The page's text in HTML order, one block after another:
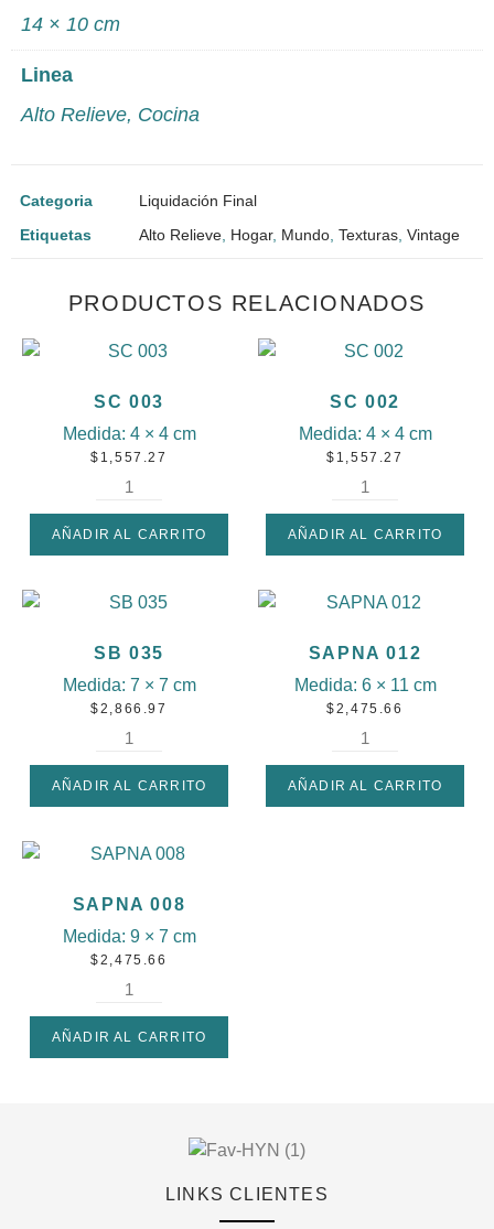
14 × 10 cm
Linea
Alto Relieve, Cocina
Categoria
Liquidación Final
Etiquetas
Alto Relieve Hogar, Mundo Texturas Vintage
PRODUCTOS RELACIONADOS
SC 003
Medida: 4 × 4 cm
$ 1,557.27
AÑADIR AL CARRITO
SC 002
Medida: 4 × 4 cm
$ 1,557.27
AÑADIR AL CARRITO
SB 035
Medida: 7 × 7 cm
$2,866.97
AÑADIR AL CARRITO
SAPNA 012
Medida: 6 × 11 cm
$2,475.66
AÑADIR AL CARRITO
SAPNA 008
Medida: 9 × 7 cm
$2,475.66
AÑADIR AL CARRITO
LINKS CLIENTES